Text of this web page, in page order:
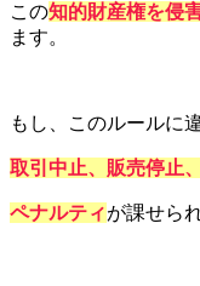
この知的財産権を侵
ます。
もし、このルールに
取引中止、販売停止
ペナルティが課せら